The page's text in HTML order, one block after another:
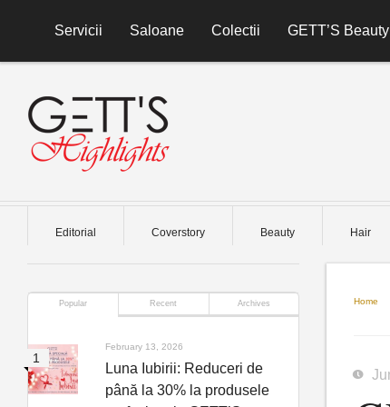
Servicii
Saloane Colectii GETT’S
Editorial Coverstory Beauty Hair
Home
Popular Recent Archives
February 13, 2026
Luna Iubirii: Reduceri de
până la 30% la produsele